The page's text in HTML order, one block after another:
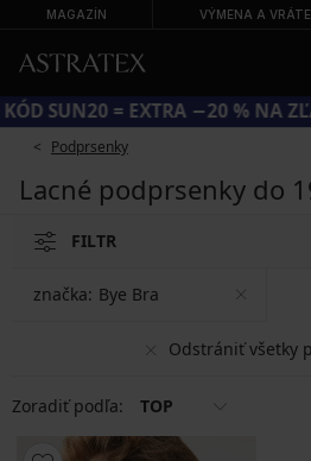
MAGAZÍN VÝMENA A
KÓD SUN20 = EXTRA −20 % NA
Podprsenky
Lacné podprsenky do
FILTR
Odstrániť všetky
značka: Bye Bra
Zoradiť podľa: TOP